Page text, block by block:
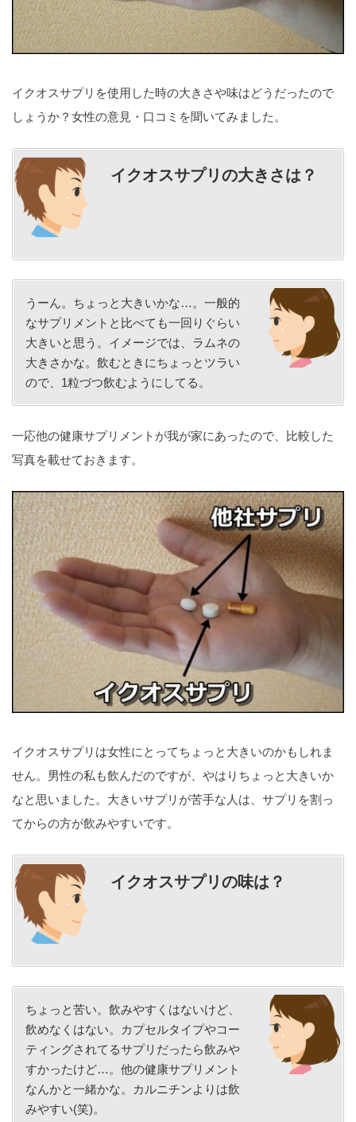
イクオスサプリを使用した時の大きさや味はどうだったので
しょうか？女性の意見・口コミを聞いてみました。
イクオスサプリの大きさは？
うーん。ちょっと大きいかな…。一般的
なサプリメントと比べても一回りぐらい
大きいと思う。イメージでは、ラムネの
大きさかな。飲むときにちょっとツラい
ので、1粒づつ飲むようにしてる。
一応他の健康サプリメントが我が家にあったので、比較した
写真を載せておきます。
イクオスサプリは女性にとってちょっと大きいのかもしれま
せん。男性の私も飲んだのですが、やはりちょっと大きいか
なと思いました。大きいサプリが苦手な人は、サプリを割っ
てからの方が飲みやすいです。
イクオスサプリの味は？
ちょっと苦い。飲みやすくはないけど、
飲めなくはない。カプセルタイプやコー
ティングされてるサプリだったら飲みや
すかったけど…。他の健康サプリメント
なんかと一緒かな。カルニチンよりは飲
みやすい(笑)。